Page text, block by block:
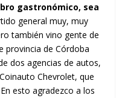
gastronómico, sea
general muy, muy
también vino gente de
provincia de Córdoba
dos agencias de autos,
Chevrolet, que
esto agradezco a los